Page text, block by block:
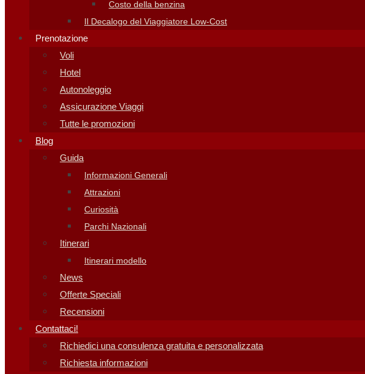
Costo della benzina
Il Decalogo del Viaggiatore Low-Cost
Prenotazione
Voli
Hotel
Autonoleggio
Assicurazione Viaggi
Tutte le promozioni
Blog
Guida
Informazioni Generali
Attrazioni
Curiosità
Parchi Nazionali
Itinerari
Itinerari modello
News
Offerte Speciali
Recensioni
Contattaci!
Richiedici una consulenza gratuita e personalizzata
Richiesta informazioni